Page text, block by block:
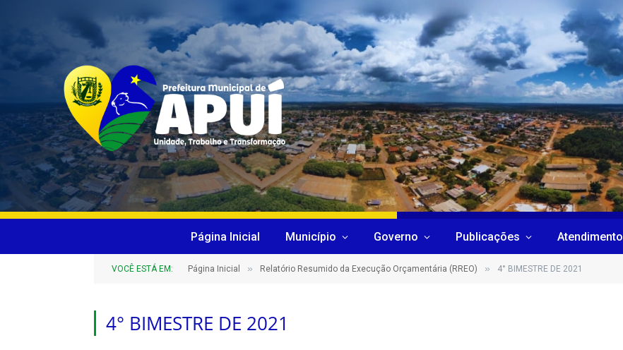
Página Inicial Município Governo Publicações Atendimento
VOCÊ ESTÁ EM: Página Inicial » Relatório Resumido da Execução Orçamentária (RREO) » 4° BIMESTRE DE 2021
4° BIMESTRE DE 2021